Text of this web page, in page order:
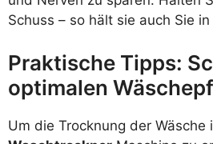
Schuss – so hält sie auch Sie in
Praktische Tipps:
optimalen
Um die Trocknung der Wäsche